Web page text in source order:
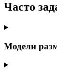
Часто
Модели